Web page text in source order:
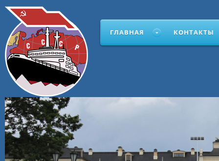
ГЛАВНАЯ КОНТАКТЫ